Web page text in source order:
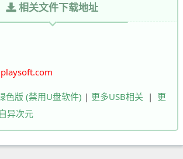
相关文件下载地址
色版 (禁用U盘软件) | 更多USB相关 | 更
异次元